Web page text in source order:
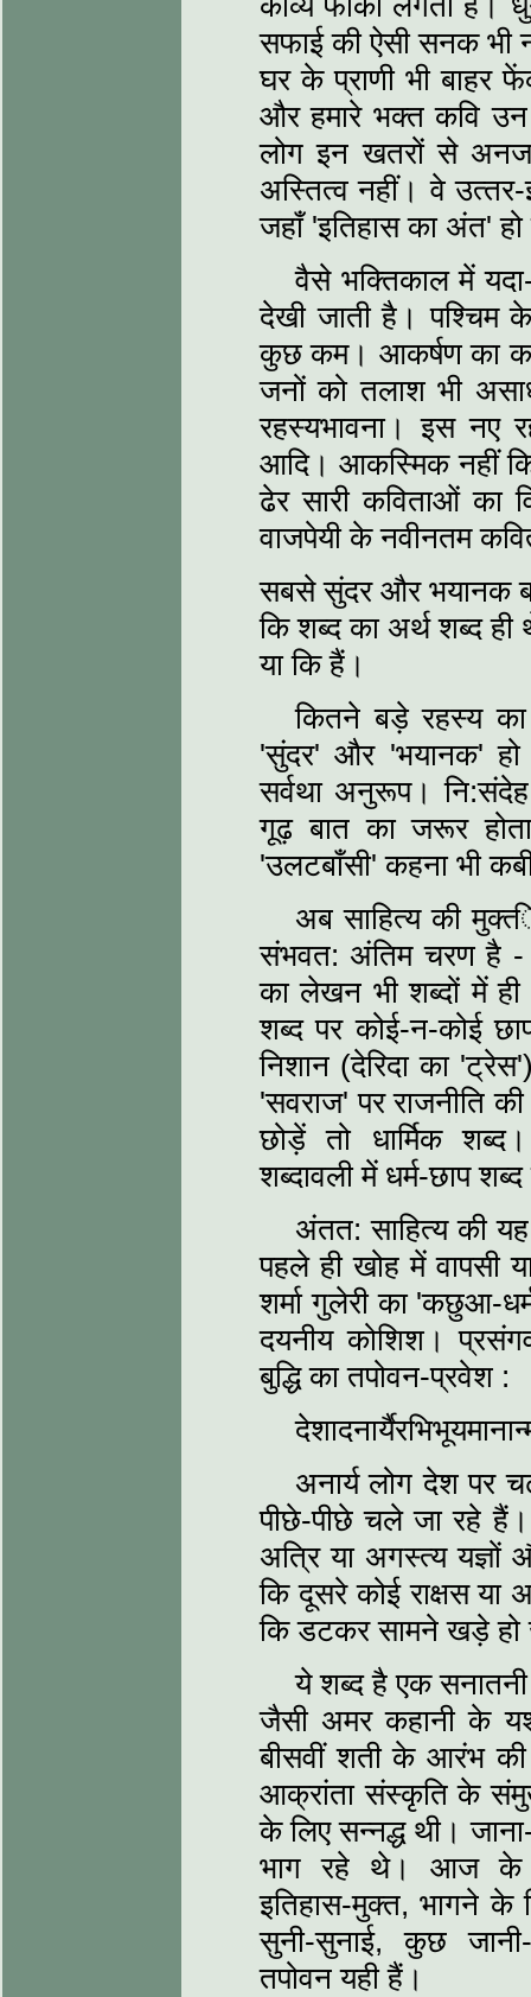
सफाई की ऐसी सनक भी
घर के प्राणी भी
और हमारे भक्‍त कवि
लोग इन खतरों से
अस्तित्‍व नहीं। वे
जहाँ 'इतिहास का अंत'
वैसे भक्तिकाल में
देखी जाती है। पश्चिम
कुछ कम। आकर्षण का
जनों को तलाश भी
रहस्‍यभावना। इस नए
आदि। आकस्मिक नहीं कि
ढेर सारी कविताओं
वाजपेयी के नवीनतम
सबसे सुंदर और भयानक
कि शब्‍द का अर्थ शब्‍द
या कि हैं।
कितने बड़े रहस्‍य का
'सुंदर' और 'भयानक'
सर्वथा अनुरूप।
गूढ़ बात का जरूर
'उलटबाँसी' कहना भी
अब साहित्‍य की
संभवत: अंतिम चरण है -
का लेखन भी शब्‍दों में
शब्‍द पर कोई-न-कोई
निशान (देरिदा का
'सवराज' पर राजनीति
छोड़ें तो धार्मिक
शब्‍दावली में धर्म-छाप
अंतत: साहित्‍य की यह
पहले ही खोह में वापसी
शर्मा गुलेरी का 'कछुआ-
दयनीय कोशिश।
बुद्धि का तपोवन-प्रवेश :
अनार्य लोग देश पर
पीछे-पीछे चले जा रहे
अत्रि या अगस्‍त्‍य
कि दूसरे कोई राक्षस या
कि डटकर सामने खड़े हो
ये शब्‍द है एक
जैसी अमर कहानी के
बीसवीं शती के आरंभ की
आक्रांता संस्‍कृति के
के लिए सन्‍नद्ध थी।
भाग रहे थे। आज के
इतिहास-मुक्‍त, भागने के
सुनी-सुनाई, कुछ
तपोवन यही हैं।